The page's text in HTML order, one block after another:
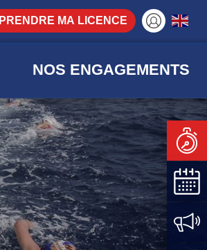
PRENDRE MA LICENCE
NOS ENGAGEMENTS